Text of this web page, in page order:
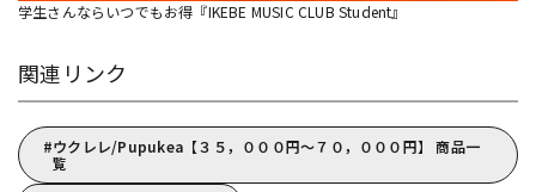
学生さんならいつでもお得『IKEBE MUSIC CLUB Student』
関連リンク
ウクレレ/Pupukea【３５，０００円～７０，０００円】 商品一
覧